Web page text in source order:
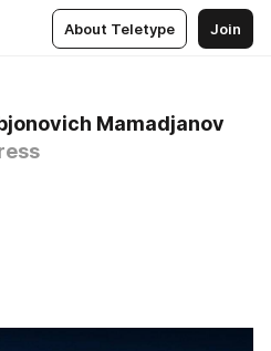
About Teletype Join
Mamadjanov